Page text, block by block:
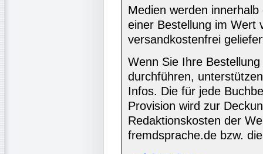
Medien werden
einer Bestellung im Wert
versandkostenfrei
Wenn Sie Ihre
durchführen,
Infos. Die für jede
Provision wird zur
Redaktionskosten der
fremdsprache.de bzw.